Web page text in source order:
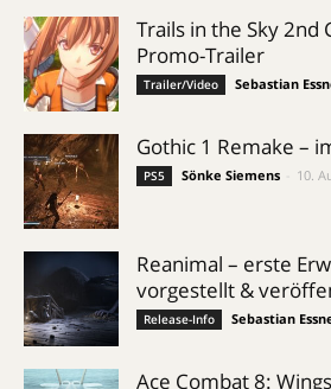
Trails in the Sky
Promo-Trailer
Trailer/Video Sebastian
Gothic 1 Remake –
PS5 Sönke Siemens 10.
Reanimal – erste
vorgestellt &
Release-Info Sebastian
Ace Combat 8: